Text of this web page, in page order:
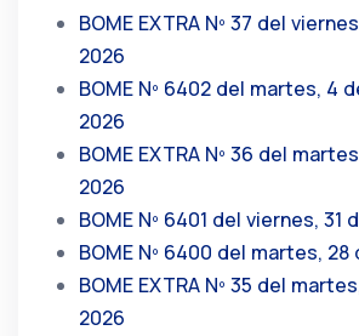
BOME EXTRA Nº 37 del
2026
BOME Nº 6402 del martes, 4
2026
BOME EXTRA Nº 36 del
2026
BOME Nº 6401 del viernes, 31
BOME Nº 6400 del martes,
BOME EXTRA Nº 35 del
2026